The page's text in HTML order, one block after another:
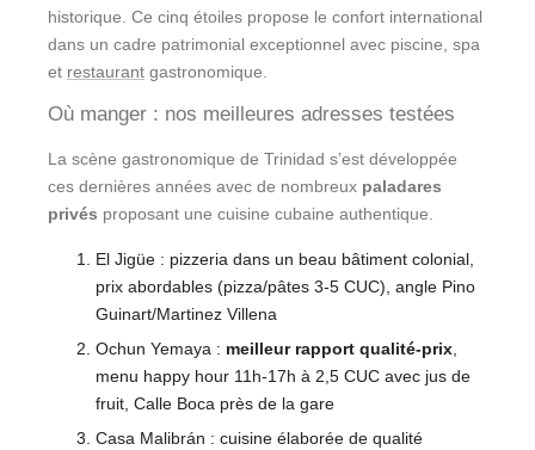
historique. Ce cinq étoiles propose le confort international
dans un cadre patrimonial exceptionnel avec piscine, spa
et restaurant gastronomique.
Où manger : nos meilleures adresses testées
La scène gastronomique de Trinidad s’est développée
ces dernières années avec de nombreux paladares
privés proposant une cuisine cubaine authentique.
El Jigüe : pizzeria dans un beau bâtiment colonial,
prix abordables (pizza/pâtes 3-5 CUC), angle Pino
Guinart/Martinez Villena
Ochun Yemaya : meilleur rapport qualité-prix
menu happy hour 11h-17h à 2,5 CUC avec jus de
fruit, Calle Boca près de la gare
Casa Malibrán : cuisine élaborée de qualité